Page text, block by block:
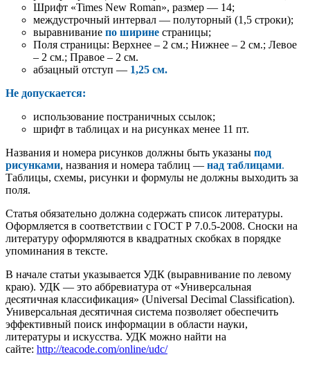
Шрифт «Times New Roman», размер — 14;
междустрочный интервал — полуторный (1,5 строки);
выравнивание по ширине страницы;
Поля страницы: Верхнее – 2 см.; Нижнее – 2 см.; Левое
– 2 см.; Правое – 2 см.
абзацный отступ — 1,25 см.
Не допускается:
использование постраничных ссылок;
шрифт в таблицах и на рисунках менее 11 пт.
Названия и номера рисунков должны быть указаны под
рисунками, названия и номера таблиц — над таблицами.
Таблицы, схемы, рисунки и формулы не должны выходить за
поля.
Статья обязательно должна содержать список литературы.
Оформляется в соответствии с ГОСТ Р 7.0.5-2008. Сноски на
литературу оформляются в квадратных скобках в порядке
упоминания в тексте.
В начале статьи указывается УДК (выравнивание по левому
краю). УДК — это аббревиатура от «Универсальная
десятичная классификация» (Universal Decimal Classification).
Универсальная десятичная система позволяет обеспечить
эффективный поиск информации в области науки,
литературы и искусства. УДК можно найти на
сайте: http://teacode.com/online/udc/